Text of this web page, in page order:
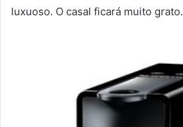
luxuoso. O casal ficará muito grato.